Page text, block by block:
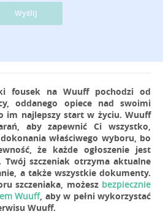
Wyślij
fousek na Wuuff pochodzi od
oddanego opiece nad swoimi
im najlepszy start w życiu. Wuuff
aby zapewnić Ci wszystko,
właściwego wyboru, bo
że każde ogłoszenie jest
Twój szczeniak otrzyma aktualne
a także wszystkie dokumenty.
szczeniaka, możesz bezpiecznie
Wuuff, aby w pełni wykorzystać
Wuuff.